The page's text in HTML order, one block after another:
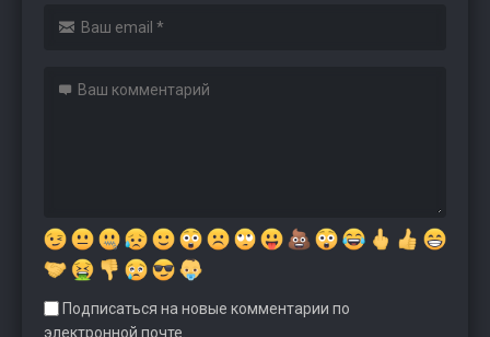
Подписаться на новые комментарии по
электронной почте.